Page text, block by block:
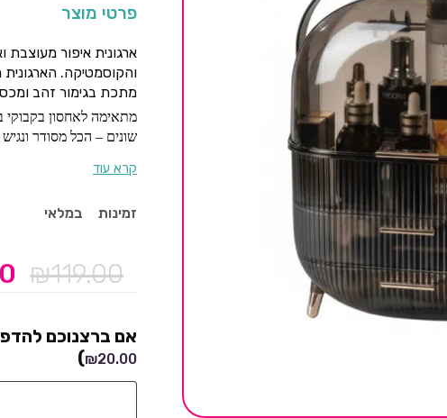
פרטי מוצר
ארגונית איפור
והקוסמטיקה.
מתכת בגימור זהב
מתאימה לאחסון בקבוקי
שונים – הכל מסודר
יתרונות עיקריים:
עיצוב יוקרתי ומודרני
רגליים מוגבהות למראה
קרא עוד
זמינות במלאי
₪119.00
אם ברצנוכם
₪20.00
)